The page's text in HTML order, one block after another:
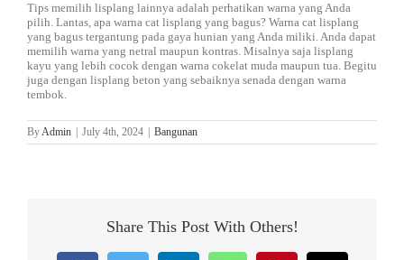
Tips memilih lisplang lainnya adalah perhatikan warna yang Anda
pilih. Lantas, apa warna cat lisplang yang bagus? Warna cat lisplang
yang bagus tergantung pada gaya hunian yang Anda miliki. Anda dapat
memilih warna yang netral maupun kontras. Misalnya saja lisplang
kayu yang lebih cocok dengan warna cokelat muda maupun tua. Begitu
juga dengan lisplang beton yang sebaiknya senada dengan warna
tembok.
ByAdmin July 4th, 2024 Bangunan
Share This Post With Others!